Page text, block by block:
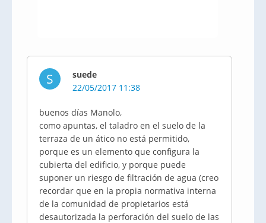
S
suede
22/05/2017 11:38
buenos días Manolo,
como apuntas, el taladro en el suelo de la
terraza de un ático no está permitido,
porque es un elemento que configura la
cubierta del edificio, y porque puede
suponer un riesgo de filtración de agua (creo
recordar que en la propia normativa interna
de la comunidad de propietarios está
desautorizada la perforación del suelo de las